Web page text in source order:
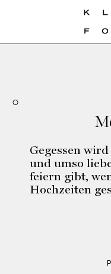
Gegessen
und umso
feiern gibt,
Hochzeiten